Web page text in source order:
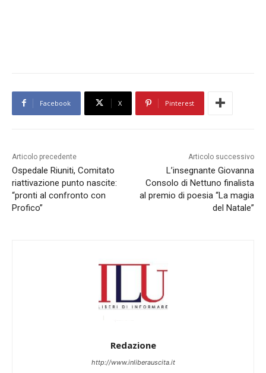
Facebook X Pinterest
Articolo precedente
Ospedale Riuniti, Comitato
riattivazione punto nascite:
“pronti al confronto con
Profico”
Articolo successivo
L’insegnante Giovanna
Consolo di Nettuno finalista
al premio di poesia “La magia
del Natale”
Redazione
http://www.inliberauscita.it